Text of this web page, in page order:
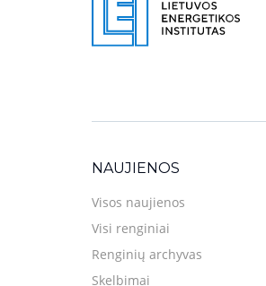
NAUJIENOS
Visos naujienos
Visi renginiai
Renginių archyvas
Skelbimai